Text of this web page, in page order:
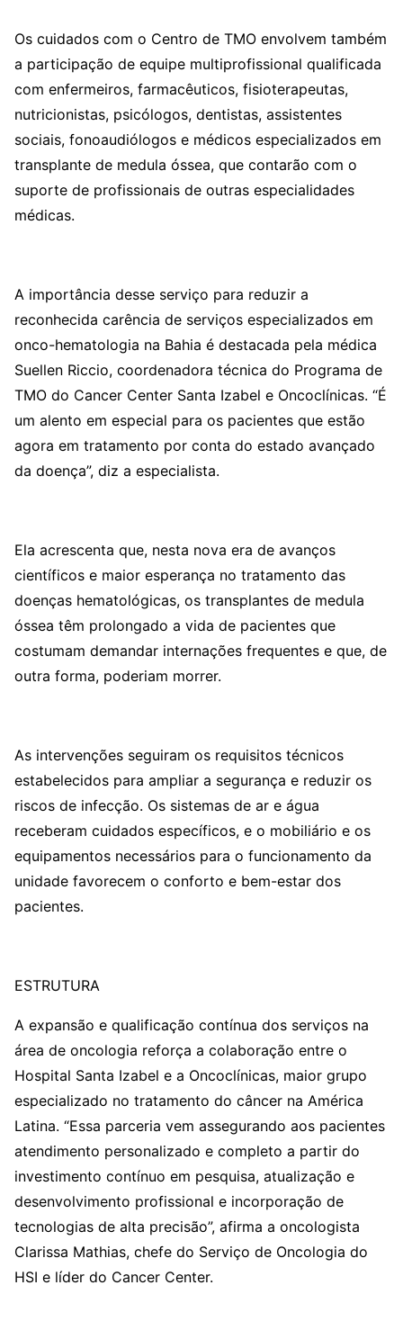
Os cuidados com o Centro de TMO envolvem também
a participação de equipe multiprofissional qualificada
com enfermeiros, farmacêuticos, fisioterapeutas,
nutricionistas, psicólogos, dentistas, assistentes
sociais, fonoaudiólogos e médicos especializados em
transplante de medula óssea, que contarão com o
suporte de profissionais de outras especialidades
médicas.
A importância desse serviço para reduzir a
reconhecida carência de serviços especializados em
onco-hematologia na Bahia é destacada pela médica
Suellen Riccio, coordenadora técnica do Programa de
TMO do Cancer Center Santa Izabel e Oncoclínicas. “É
um alento em especial para os pacientes que estão
agora em tratamento por conta do estado avançado
da doença”, diz a especialista.
Ela acrescenta que, nesta nova era de avanços
científicos e maior esperança no tratamento das
doenças hematológicas, os transplantes de medula
óssea têm prolongado a vida de pacientes que
costumam demandar internações frequentes e que, de
outra forma, poderiam morrer.
As intervenções seguiram os requisitos técnicos
estabelecidos para ampliar a segurança e reduzir os
riscos de infecção. Os sistemas de ar e água
receberam cuidados específicos, e o mobiliário e os
equipamentos necessários para o funcionamento da
unidade favorecem o conforto e bem-estar dos
pacientes.
ESTRUTURA
A expansão e qualificação contínua dos serviços na
área de oncologia reforça a colaboração entre o
Hospital Santa Izabel e a Oncoclínicas, maior grupo
especializado no tratamento do câncer na América
Latina. “Essa parceria vem assegurando aos pacientes
atendimento personalizado e completo a partir do
investimento contínuo em pesquisa, atualização e
desenvolvimento profissional e incorporação de
tecnologias de alta precisão”, afirma a oncologista
Clarissa Mathias, chefe do Serviço de Oncologia do
HSI e líder do Cancer Center.